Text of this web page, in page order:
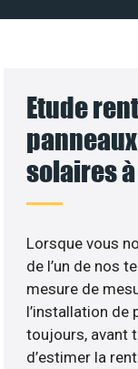
Etude
panneaux
solaires à
Lorsque vous
de l’un de nos
mesure de
l’installation de
toujours, avant
d’estimer la